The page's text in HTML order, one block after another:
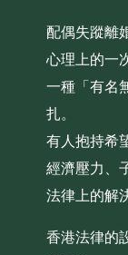
配偶失蹤離
心理上的一
一種「有名
扎。
有人抱持希
經濟壓力、
法律上的解
香港法律的